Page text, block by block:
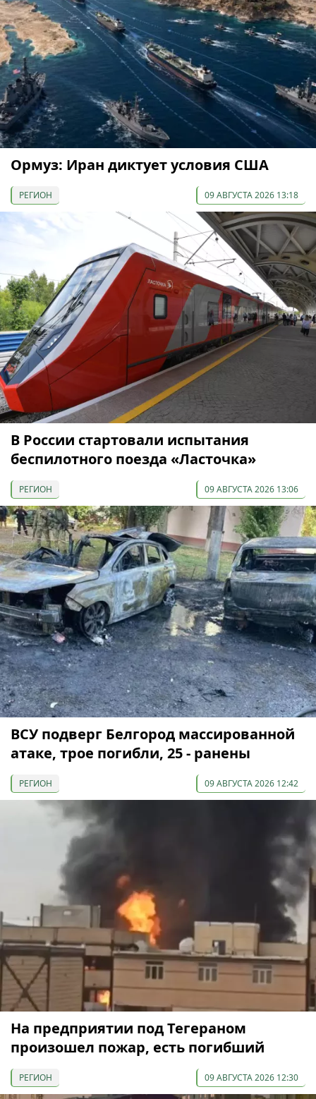
Ормуз: Иран диктует условия США
РЕГИОН 09 АВГУСТА 2026 13:18
В России стартовали испытания
беспилотного поезда «Ласточка»
РЕГИОН 09 АВГУСТА 2026 13:06
ВСУ подверг Белгород массированной
атаке, трое погибли, 25 - ранены
РЕГИОН 09 АВГУСТА 2026 12:42
На предприятии под Тегераном
произошел пожар, есть погибший
РЕГИОН 09 АВГУСТА 2026 12:30